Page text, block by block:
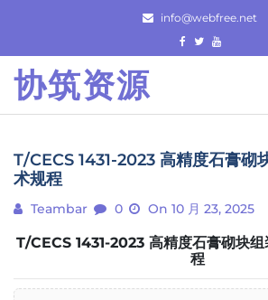
content
info@webfree.net
协筑资源
T/CECS 1431-2023 高精度石膏砌
术规程
Teambar 0 On 10 月 23, 2025
T/CECS 1431-2023 高精度石膏砌块
程